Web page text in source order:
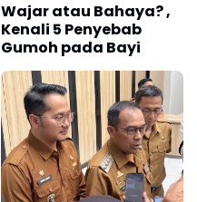
Wajar atau Bahaya? ,
Kenali 5 Penyebab
Gumoh pada Bayi